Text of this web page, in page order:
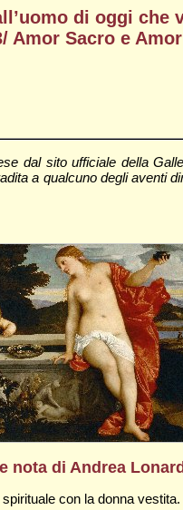
di oggi che
Sacro e
dal sito ufficiale della
a qualcuno degli aventi
nota di Andrea
con la donna vestita.